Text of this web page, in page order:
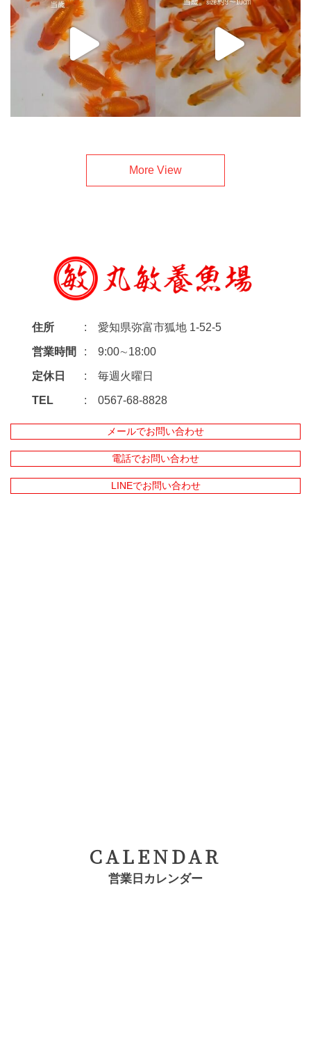
More View
住所 愛知県弥富市狐地 1-52-5
営業時間 9:00∼18:00
定休日 毎週火曜日
TEL 0567-68-8828
メールでお問い合わせ
電話でお問い合わせ
LINEでお問い合わせ
CALENDAR
営業日カレンダー